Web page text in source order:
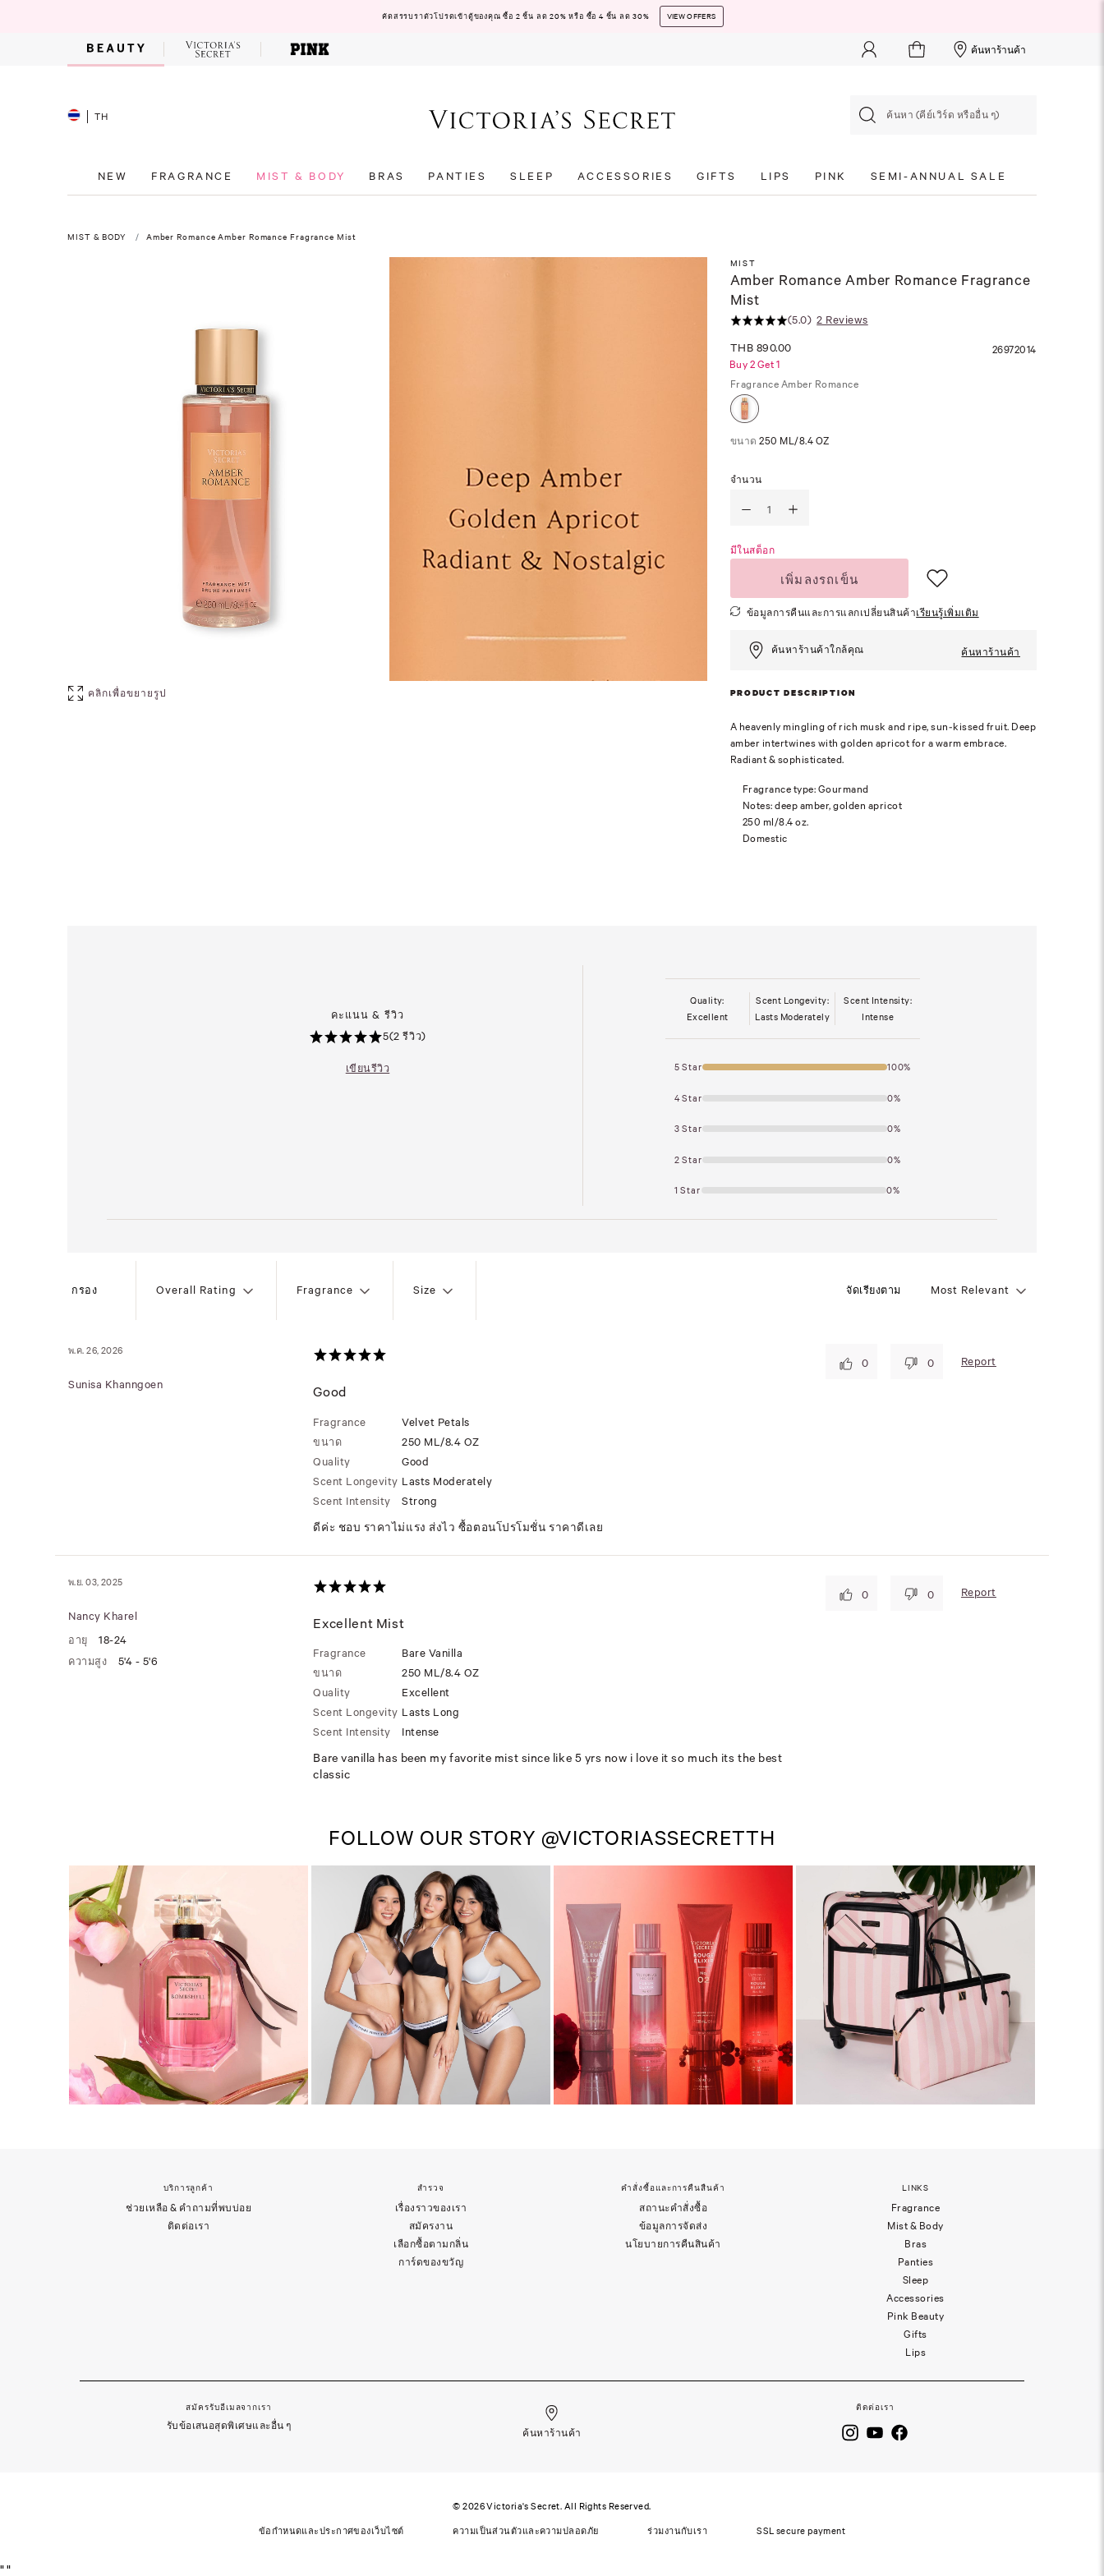
คัดสรรบราตัวโปรดเข้าตู้ของคุณ ซื้อ 2 ชิ้น ลด 20% หรือ ซื้อ 4 ชิ้น ลด 30% VIEW OFFERS
ค้นหาร้านค้า
TH ค้นหา (คีย์เวิร์ด หรืออื่น ๆ)
NEW FRAGRANCE MIST & BODY BRAS PANTIES SLEEP ACCESSORIES GIFTS LIPS PINK SEMI-ANNUAL SALE
MIST & BODY Amber Romance Amber Romance Fragrance Mist
คลิกเพื่อขยายรูป
MIST
Amber Romance Amber Romance Fragrance
Mist
(5.0) 2 Reviews
26972014
THB 890.00
Buy 2 Get 1
Fragrance Amber Romance
ขนาด250 ML/8.4 OZ
จำนวน
มีในสต็อก
เพิ่มลงรถเข็น
ข้อมูลการคืนและการแลกเปลี่ยนสินค้าเรียนรู้เพิ่มเติม
ค้นหาร้านค้าใกล้คุณ ค้นหาร้านค้า
PRODUCT DESCRIPTION
A heavenly mingling of rich musk and ripe, sun-kissed fruit. Deep
amber intertwines with golden apricot for a warm embrace.
Radiant & sophisticated.
Fragrance type: Gourmand
Notes: deep amber, golden apricot
250 ml/8.4 oz.
Domestic
คะแนน & รีวิว
5(2 รีวิว)
เขียนรีวิว
Quality:
Excellent
Scent Longevity:
Lasts Moderately
Scent Intensity:
Intense
5 Star 100%
4 Star 0%
3 Star 0%
2 Star 0%
1 Star 0%
กรอง Overall Rating Fragrance Size จัดเรียงตาม Most Relevant
พ.ค. 26, 2026
Sunisa Khanngoen Good
Fragrance
Velvet Petals
ขนาด
250 ML/8.4 OZ
Quality
Good
Scent Longevity Lasts Moderately
Scent Intensity
Strong
ดีค่ะ ชอบ ราคาไม่แรง ส่งไว ซื้อตอนโปรโมชั่น ราคาดีเลย
0 0 Report
พ.ย. 03, 2025
Nancy Kharel
อายุ
18-24
ความสูง
5'4 - 5'6
Excellent Mist
Fragrance
Bare Vanilla
ขนาด
250 ML/8.4 OZ
Quality
Excellent
Scent Longevity Lasts Long
Scent Intensity
Intense
Bare vanilla has been my favorite mist since like 5 yrs now i love it so much its the best
classic
0 0 Report
FOLLOW OUR STORY @VICTORIASSECRETTH
บริการลูกค้า
ช่วยเหลือ & คำถามที่พบบ่อย
ติดต่อเรา
สำรวจ
เรื่องราวของเรา
สมัครงาน
เลือกซื้อตามกลิ่น
การ์ดของขวัญ
คำสั่งซื้อและการคืนสืนค้า
สถานะคำสั่งซื้อ
ข้อมูลการจัดส่ง
นโยบายการคืนสินค้า
LINKS
Fragrance
Mist & Body
Bras
Panties
Sleep
Accessories
Pink Beauty
Gifts
Lips
สมัครรับอีเมลจากเรา
รับข้อเสนอสุดพิเศษและอื่น ๆ
ค้นหาร้านค้า
ติดต่อเรา
©2026Victoria's Secret. All Rights Reserved.
ข้อกำหนดและประกาศของเว็บไซต์ ความเป็นส่วนตัวและความปลอดภัย ร่วมงานกับเรา SSL secure payment
""